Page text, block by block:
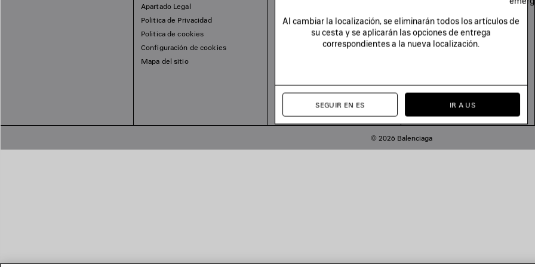
Apartado Legal
Politica de Privacidad
Politica de cookies
Configuración de cookies
Mapa del sitio
© 2026 Balenciaga
Al cambiar la localización, se eliminarán todos los artículos de
su cesta y se aplicarán las opciones de entrega
correspondientes a la nueva localización.
SEGUIR EN ES IR A US